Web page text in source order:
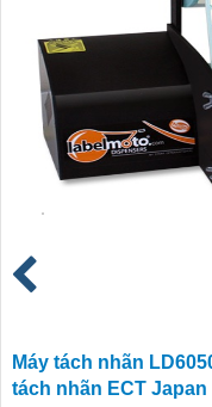
Máy tách nhãn
tách nhãn ECT Japan